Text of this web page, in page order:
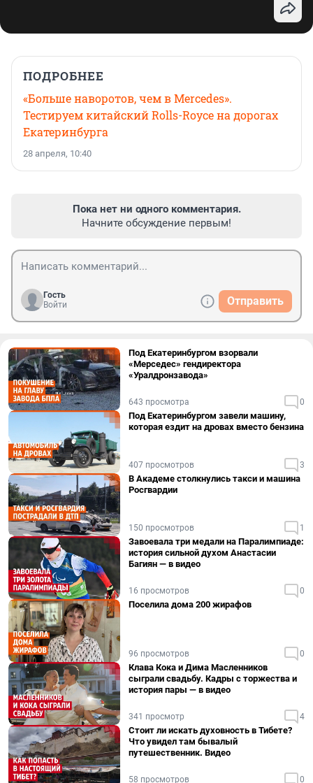
ПОДРОБНЕЕ
«Больше наворотов, чем в Mercedes».
Тестируем китайский Rolls-Royce на дорогах
Екатеринбурга
28 апреля, 10:40
Пока нет ни одного комментария.
Начните обсуждение первым!
Гость
Войти
Отправить
Под Екатеринбургом взорвали
«Мерседес» гендиректора
«Уралдронзавода»
643 просмотра 0
Под Екатеринбургом завели машину,
которая ездит на дровах вместо бензина
407 просмотров 3
В Академе столкнулись такси и машина
Росгвардии
150 просмотров 1
Завоевала три медали на Паралимпиаде:
история сильной духом Анастасии
Багиян — в видео
16 просмотров 0
Поселила дома 200 жирафов
96 просмотров 0
Клава Кока и Дима Масленников
сыграли свадьбу. Кадры с торжества и
история пары — в видео
341 просмотр 4
Стоит ли искать духовность в Тибете?
Что увидел там бывалый
путешественник. Видео
58 просмотров 0